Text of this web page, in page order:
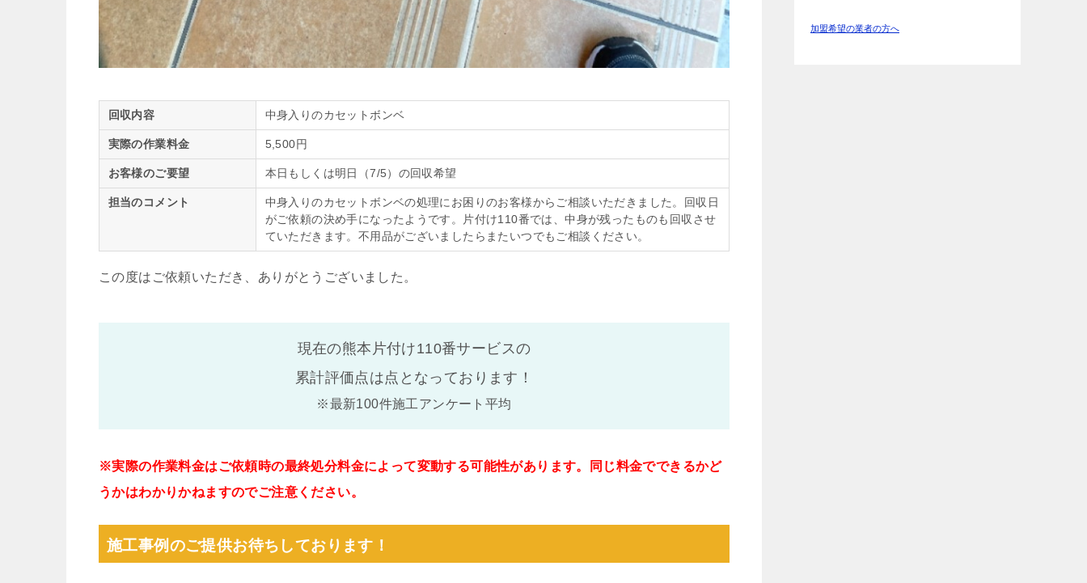
回収内容 中身入りのカセットボンベ
実際の作業料金 5,500円
お客様のご要望 本日もしくは明日（7/5）の回収希望
担当のコメント
中身入りのカセットボンベの処理にお困りのお客様からご相談いただきました。回収日
がご依頼の決め手になったようです。片付け110番では、中身が残ったものも回収させ
ていただきます。不用品がございましたらまたいつでもご相談ください。
この度はご依頼いただき、ありがとうございました。
現在の熊本片付け110番サービスの
累計評価点は点となっております！
※最新100件施工アンケート平均
※実際の作業料金はご依頼時の最終処分料金によって変動する可能性があります。同じ料金でできるかど
うかはわかりかねますのでご注意ください。
施工事例のご提供お待ちしております！
加盟希望の業者の方へ